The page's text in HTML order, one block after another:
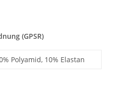
(GPSR)
Polyamid, 10% Elastan